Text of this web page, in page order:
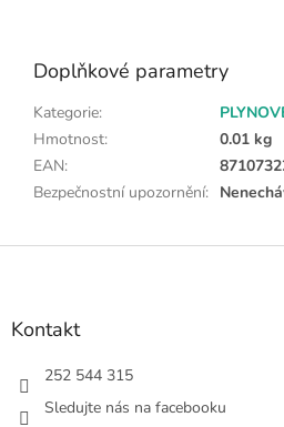
Doplňkové parametry
Kategorie:
Hmotnost:
0.01 kg
EAN:
Bezpečnostní upozornění:
Z
Kontakt
252 544 315
Sledujte nás na facebooku